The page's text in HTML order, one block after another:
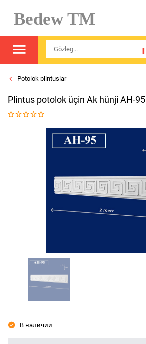
Bedew TM
Potolok plintuslar
Plintus potolok üçin Ak hünji AH-95
В наличии